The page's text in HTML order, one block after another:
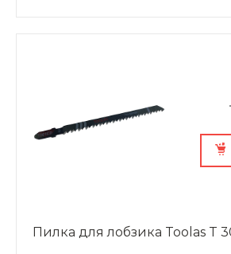
Пилка для лобзика Toolas T